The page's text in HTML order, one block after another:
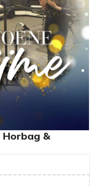
Horbag &